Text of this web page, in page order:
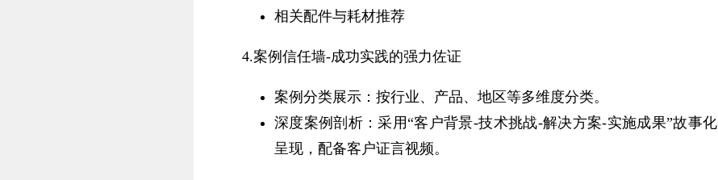
相关配件与耗材推荐
4.案例信任墙-成功实践的强力佐证
案例分类展示：按行业、产品、地区等多维度分类。
深度案例剖析：采用“客户背景-技术挑战-解决方案-实施成果”故事化
呈现，配备客户证言视频。